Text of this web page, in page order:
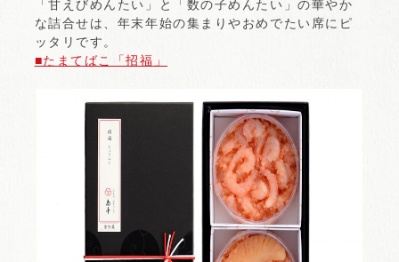
「甘えびめんたい」と「数の子めんたい」の華やか
な詰合せは、年末年始の集まりやおめでたい席にピ
ッタリです。
■たまてばこ「招福」